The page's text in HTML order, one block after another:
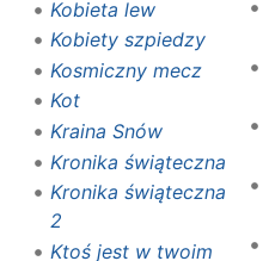
Kobieta lew
Kobiety szpiedzy
Kosmiczny mecz
Kot
Kraina Snów
Kronika świąteczna
Kronika świąteczna
2
Ktoś jest w twoim